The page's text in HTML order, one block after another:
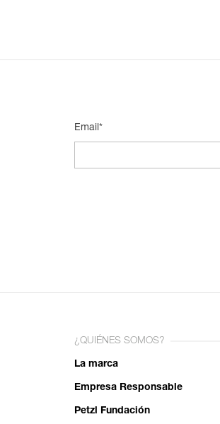
Email*
¿QUIÉNES SOMOS?
La marca
Empresa Responsable
Petzl Fundación